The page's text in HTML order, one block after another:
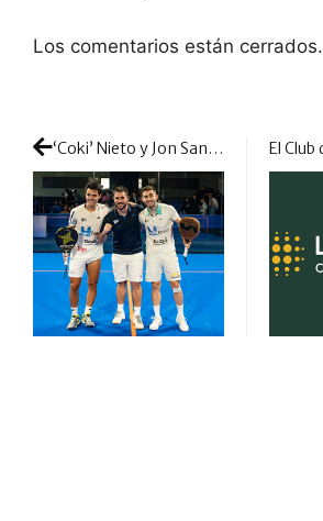
Los comentarios están cerrados.
‘Coki’ Nieto y Jon Sanz barren en Torrent: un gran título para cerrar la temporada regular